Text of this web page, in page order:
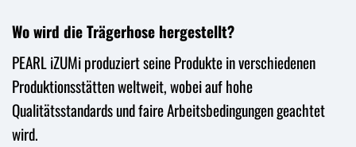
Wo wird die Trägerhose hergestellt?
PEARL iZUMi produziert seine Produkte in verschiedenen
Produktionsstätten weltweit, wobei auf hohe
Qualitätsstandards und faire Arbeitsbedingungen geachtet
wird.